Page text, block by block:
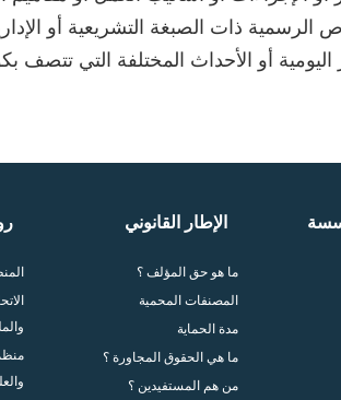
الرسمية ذات الصبغة التشريعية أو
اليومية أو الأحداث المختلفة التي
الإطار القانوني
ما هو حق المؤلف ؟
المصنفات المحمية
مدة الحماية
ما هي الحقوق المجاورة ؟
من هم المستفيدين ؟